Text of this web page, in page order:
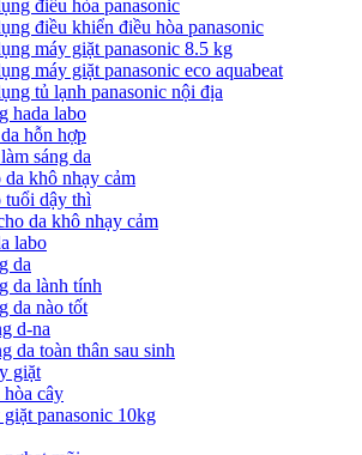
điều hòa panasonic
điều khiển điều hòa panasonic
máy giặt panasonic 8.5 kg
máy giặt panasonic eco aquabeat
tủ lạnh panasonic nội địa
hada labo
hỗn hợp
sáng da
khô nhạy cảm
tuổi dậy thì
da khô nhạy cảm
labo
da
da lành tính
da nào tốt
d-na
da toàn thân sau sinh
giặt
cây
panasonic 10kg